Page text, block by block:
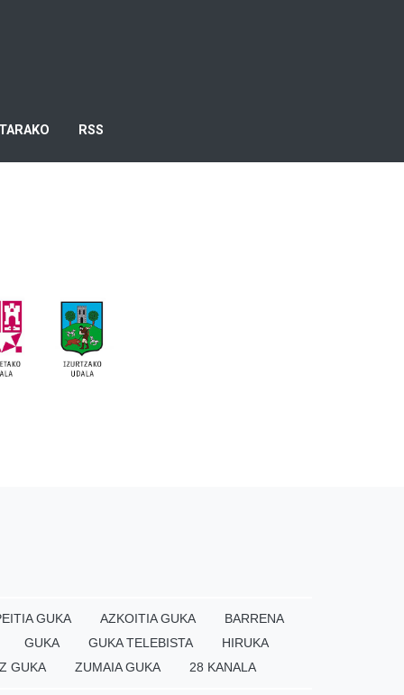
RSS
GUKA AZKOITIA GUKA
BARRENA
GUKA GUKA TELEBISTA
HIRUKA
GUKA ZUMAIA GUKA 28 KANALA